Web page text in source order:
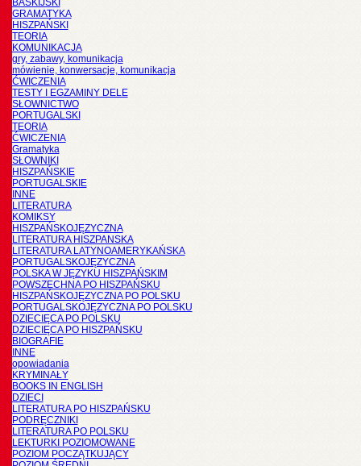
BASKIJSKI
GRAMATYKA
HISZPAŃSKI
TEORIA
KOMUNIKACJA
gry, zabawy, komunikacja
mówienie, konwersacje, komunikacja
ĆWICZENIA
TESTY I EGZAMINY DELE
SŁOWNICTWO
PORTUGALSKI
TEORIA
ĆWICZENIA
Gramatyka
SŁOWNIKI
HISZPAŃSKIE
PORTUGALSKIE
INNE
LITERATURA
KOMIKSY
HISZPAŃSKOJĘZYCZNA
LITERATURA HISZPANSKA
LITERATURA LATYNOAMERYKAŃSKA
PORTUGALSKOJĘZYCZNA
POLSKA W JĘZYKU HISZPAŃSKIM
POWSZECHNA PO HISZPAŃSKU
HISZPAŃSKOJĘZYCZNA PO POLSKU
PORTUGALSKOJĘZYCZNA PO POLSKU
DZIECIĘCA PO POLSKU
DZIECIĘCA PO HISZPAŃSKU
BIOGRAFIE
INNE
opowiadania
KRYMINAŁY
BOOKS IN ENGLISH
DZIECI
LITERATURA PO HISZPAŃSKU
PODRĘCZNIKI
LITERATURA PO POLSKU
LEKTURKI POZIOMOWANE
POZIOM POCZĄTKUJĄCY